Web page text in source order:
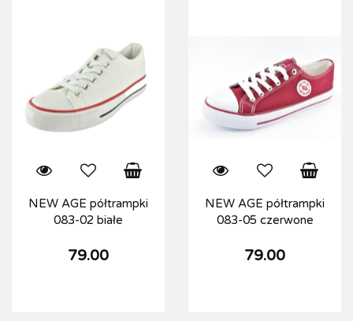
NEW AGE półtrampki
083-02 białe
79.00
NEW AGE półtrampki
083-05 czerwone
79.00